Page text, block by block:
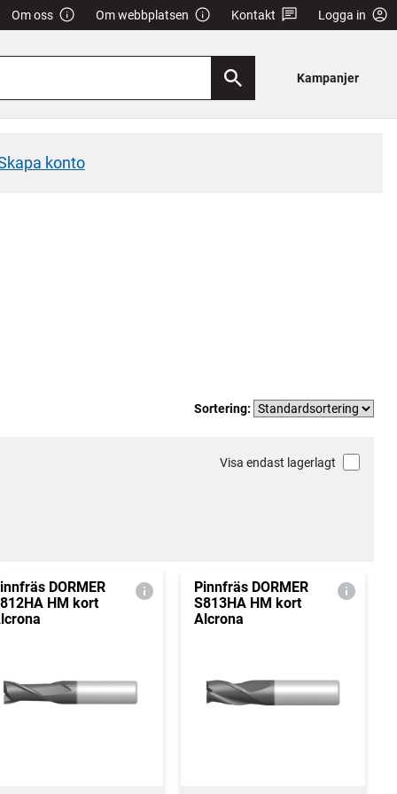
Om oss Om webbplatsen Kontakt Logga in
Kampanjer
konto
Sortering:
Visa endast lagerlagt
DORMER
HM kort
Pinnfräs DORMER
S813HA HM kort
Alcrona